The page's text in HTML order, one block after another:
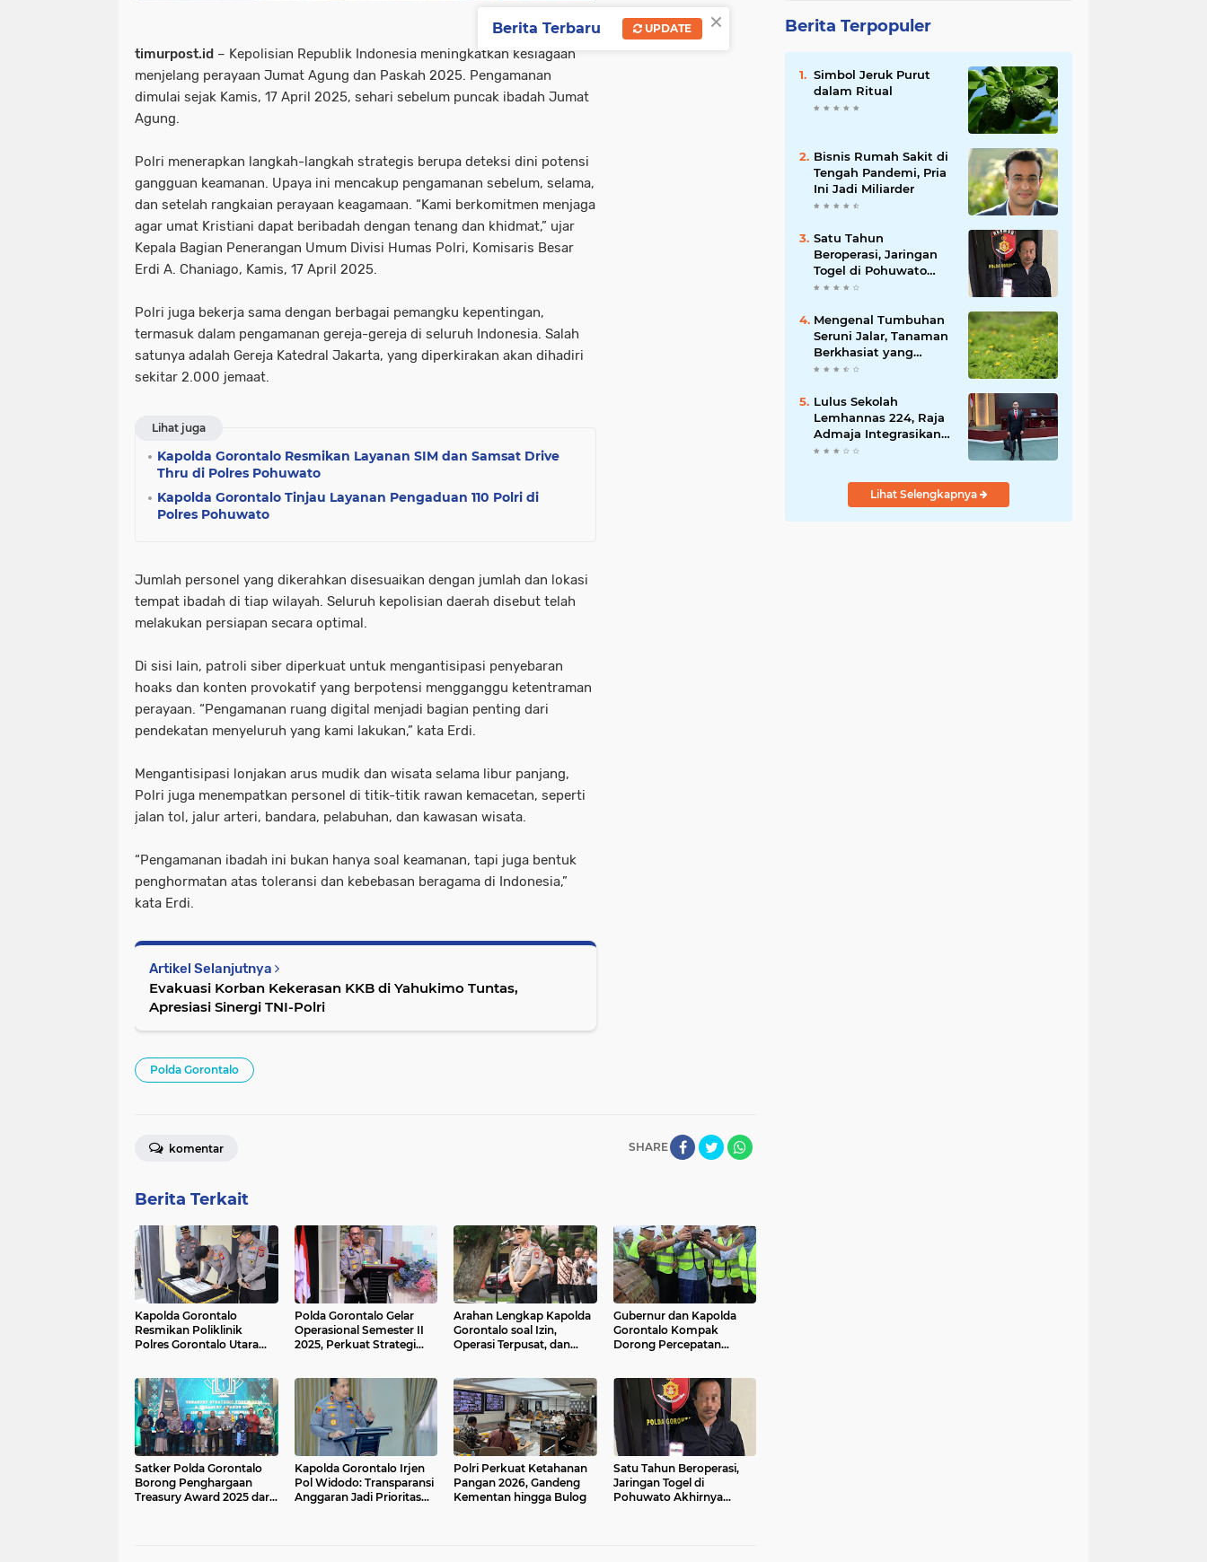
timurpost.id – Kepolisian Republik Indonesia meningkatkan kesiagaan
menjelang perayaan Jumat Agung dan Paskah 2025. Pengamanan
dimulai sejak Kamis, 17 April 2025, sehari sebelum puncak ibadah Jumat
Agung.
Polri menerapkan langkah-langkah strategis berupa deteksi dini potensi
gangguan keamanan. Upaya ini mencakup pengamanan sebelum, selama,
dan setelah rangkaian perayaan keagamaan. “Kami berkomitmen menjaga
agar umat Kristiani dapat beribadah dengan tenang dan khidmat,” ujar
Kepala Bagian Penerangan Umum Divisi Humas Polri, Komisaris Besar
Erdi A. Chaniago, Kamis, 17 April 2025.
Polri juga bekerja sama dengan berbagai pemangku kepentingan,
termasuk dalam pengamanan gereja-gereja di seluruh Indonesia. Salah
satunya adalah Gereja Katedral Jakarta, yang diperkirakan akan dihadiri
sekitar 2.000 jemaat.
Lihat juga
Kapolda Gorontalo Resmikan Layanan SIM dan Samsat Drive
Thru di Polres Pohuwato
Kapolda Gorontalo Tinjau Layanan Pengaduan 110 Polri di
Polres Pohuwato
Jumlah personel yang dikerahkan disesuaikan dengan jumlah dan lokasi
tempat ibadah di tiap wilayah. Seluruh kepolisian daerah disebut telah
melakukan persiapan secara optimal.
Di sisi lain, patroli siber diperkuat untuk mengantisipasi penyebaran
hoaks dan konten provokatif yang berpotensi mengganggu ketentraman
perayaan. “Pengamanan ruang digital menjadi bagian penting dari
pendekatan menyeluruh yang kami lakukan,” kata Erdi.
Mengantisipasi lonjakan arus mudik dan wisata selama libur panjang,
Polri juga menempatkan personel di titik-titik rawan kemacetan, seperti
jalan tol, jalur arteri, bandara, pelabuhan, dan kawasan wisata.
“Pengamanan ibadah ini bukan hanya soal keamanan, tapi juga bentuk
penghormatan atas toleransi dan kebebasan beragama di Indonesia,”
kata Erdi.
Artikel Selanjutnya
Evakuasi Korban Kekerasan KKB di Yahukimo Tuntas,
Apresiasi Sinergi TNI-Polri
Polda Gorontalo
SHARE
komentar
Berita Terkait
Kapolda Gorontalo
Resmikan Poliklinik
Polres Gorontalo Utara
Polda Gorontalo Gelar
Operasional Semester II
2025, Perkuat Strategi
Arahan Lengkap Kapolda
Gorontalo soal Izin,
Operasi Terpusat, dan
Gubernur dan Kapolda
Gorontalo Kompak
Dorong Percepatan
Satker Polda Gorontalo
Borong Penghargaan
Treasury Award 2025 dari
Kapolda Gorontalo Irjen
Pol Widodo: Transparansi
Anggaran Jadi Prioritas
Polri Perkuat Ketahanan
Pangan 2026, Gandeng
Kementan hingga Bulog
Satu Tahun Beroperasi,
Jaringan Togel di
Pohuwato Akhirnya
Berita Terpopuler
Simbol Jeruk Purut
dalam Ritual
Bisnis Rumah Sakit di
Tengah Pandemi, Pria
Ini Jadi Miliarder
Satu Tahun
Beroperasi, Jaringan
Togel di Pohuwato
Akhirnya Dibongkar
Mengenal Tumbuhan
Seruni Jalar, Tanaman
Berkhasiat yang
Dianggap Gulma
Lulus Sekolah
Lemhannas 224, Raja
Admaja Integrasikan
Strategi ke Bisnis
Lihat Selengkapnya
×
Berita Terbaru UPDATE